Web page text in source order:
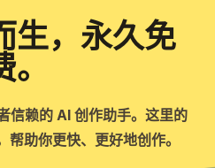
生，永久免
信赖的 AI 创作助手。这里的
助你更快、更好地创作。